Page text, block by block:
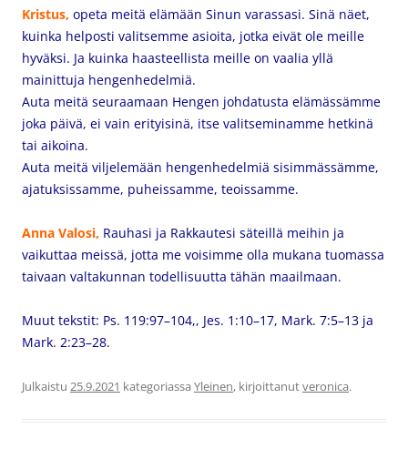
Kristus, opeta meitä elämään Sinun varassasi. Sinä näet,
kuinka helposti valitsemme asioita, jotka eivät ole meille
hyväksi. Ja kuinka haasteellista meille on vaalia yllä
mainittuja hengenhedelmiä.
Auta meitä seuraamaan Hengen johdatusta elämässämme
joka päivä, ei vain erityisinä, itse valitseminamme hetkinä
tai aikoina.
Auta meitä viljelemään hengenhedelmiä sisimmässämme,
ajatuksissamme, puheissamme, teoissamme.
Anna Valosi, Rauhasi ja Rakkautesi säteillä meihin ja
vaikuttaa meissä, jotta me voisimme olla mukana tuomassa
taivaan valtakunnan todellisuutta tähän maailmaan.
Muut tekstit: Ps. 119:97–104,, Jes. 1:10–17, Mark. 7:5–13 ja
Mark. 2:23–28.
Julkaistu 25.9.2021 kategoriassa Yleinen, kirjoittanutveronica.